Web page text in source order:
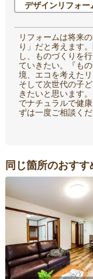
デザインリフォー
リフォームは将来
り」だと考えます
し、ものづくりを
ていきたい。『も
境、エコを考えた
そして次世代の子
きたいと思います
でナチュラルで健
ずは一度ご相談くだ
同じ箇所のおすす